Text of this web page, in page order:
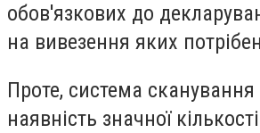
обов'язкових до
на вивезення яких
Проте, система
наявність значної